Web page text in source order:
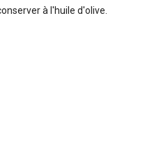
à l'huile d'olive.